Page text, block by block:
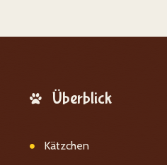
Überblick
Kätzchen